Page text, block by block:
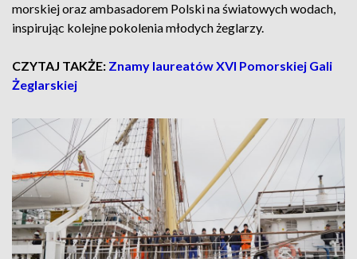
morskiej oraz ambasadorem Polski na światowych wodach,
inspirując kolejne pokolenia młodych żeglarzy.
CZYTAJ TAKŻE: Znamy laureatów XVI Pomorskiej Gali
Żeglarskiej